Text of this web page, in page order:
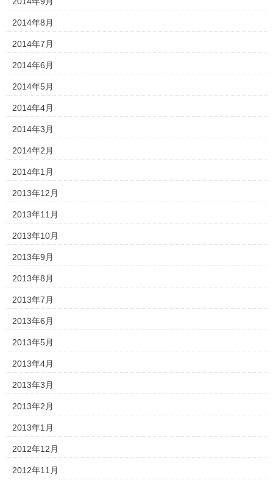
2014年8月
2014年7月
2014年6月
2014年5月
2014年4月
2014年3月
2014年2月
2014年1月
2013年12月
2013年11月
2013年10月
2013年9月
2013年8月
2013年7月
2013年6月
2013年5月
2013年4月
2013年3月
2013年2月
2013年1月
2012年12月
2012年11月